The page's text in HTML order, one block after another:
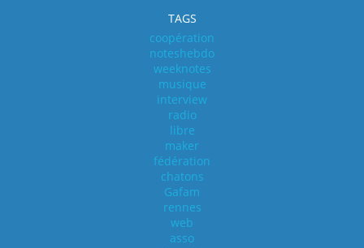
TAGS
coopération
noteshebdo
weeknotes
musique
interview
radio
libre
maker
fédération
chatons
Gafam
rennes
web
asso